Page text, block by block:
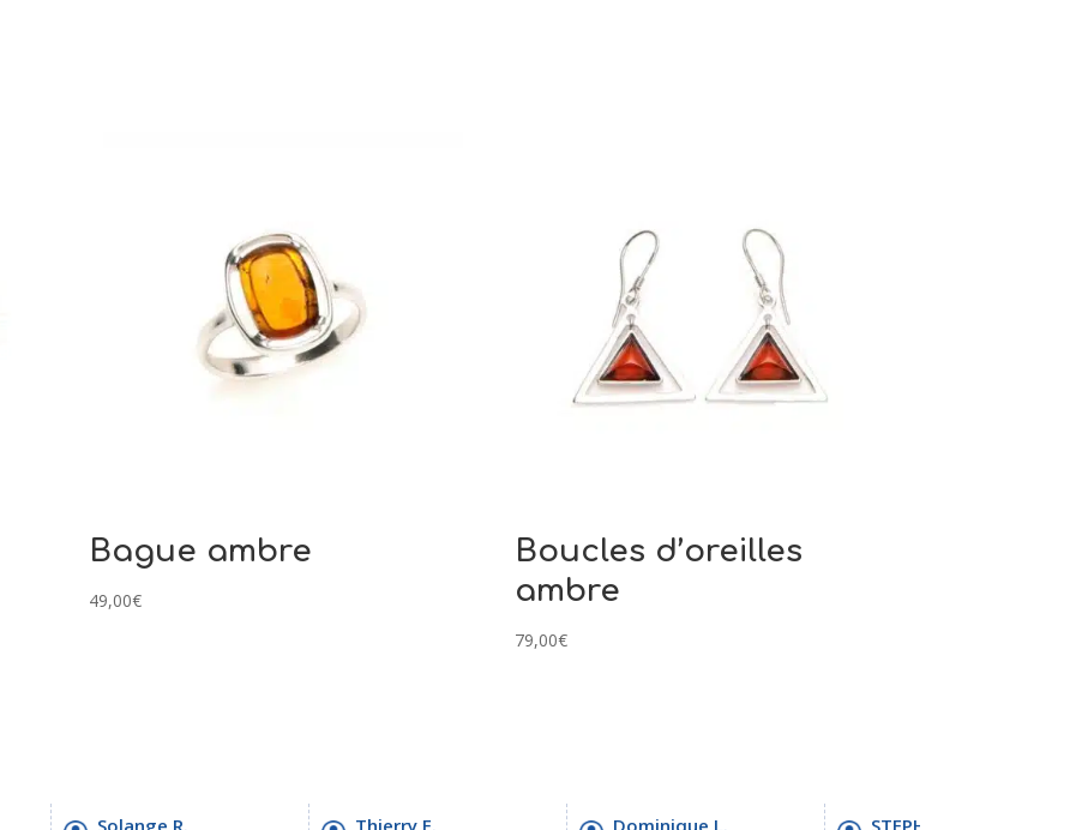
Bague ambre
49,00€
Boucles d’oreilles
ambre
79,00€